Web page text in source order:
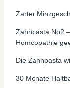
Zarter
Zahnpasta No2
Homöopathie
Die Zahnpasta
30 Monate